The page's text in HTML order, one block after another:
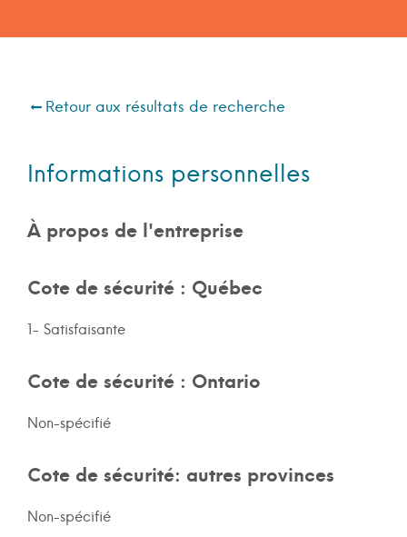
Retour aux résultats de recherche
Informations personnelles
À propos de l'entreprise
Cote de sécurité : Québec
1- Satisfaisante
Cote de sécurité : Ontario
Non-spécifié
Cote de sécurité: autres provinces
Non-spécifié